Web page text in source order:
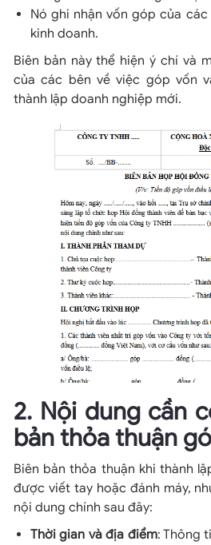
Nó ghi nhận vốn góp của
kinh doanh.
Biên bản này thể hiện ý chí và
của các bên về việc góp vốn
thành lập doanh nghiệp mới.
2. Nội dung cần
bản thỏa thuận
Biên bản thỏa thuận khi thành
được viết tay hoặc đánh máy,
nội dung chính sau đây:
Thời gian và địa điểm: Thông